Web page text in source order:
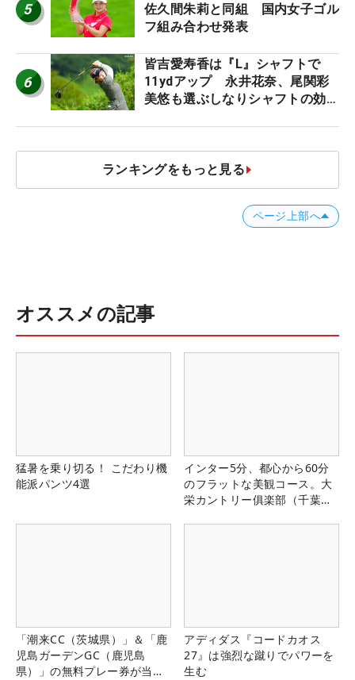
5
佐久間朱莉と同組 国内女子ゴル
フ組み合わせ発表
6
皆吉愛寿香は『L』シャフトで
11ydアップ 永井花奈、尾関彩
美悠も選ぶしなりシャフトの効果
ランキングをもっと見る
ページ上部へ
オススメの記事
猛暑を乗り切る！ こだわり機
能派パンツ4選
インター5分、都心から60分
のフラットな美観コース。大
栄カントリー俱楽部（千葉
「潮来CC（茨城県）」＆「鹿
児島ガーデンGC（鹿児島
県）」の無料プレー券が当た
アディダス『コードカオス
27』は強烈な蹴りでパワーを
生む